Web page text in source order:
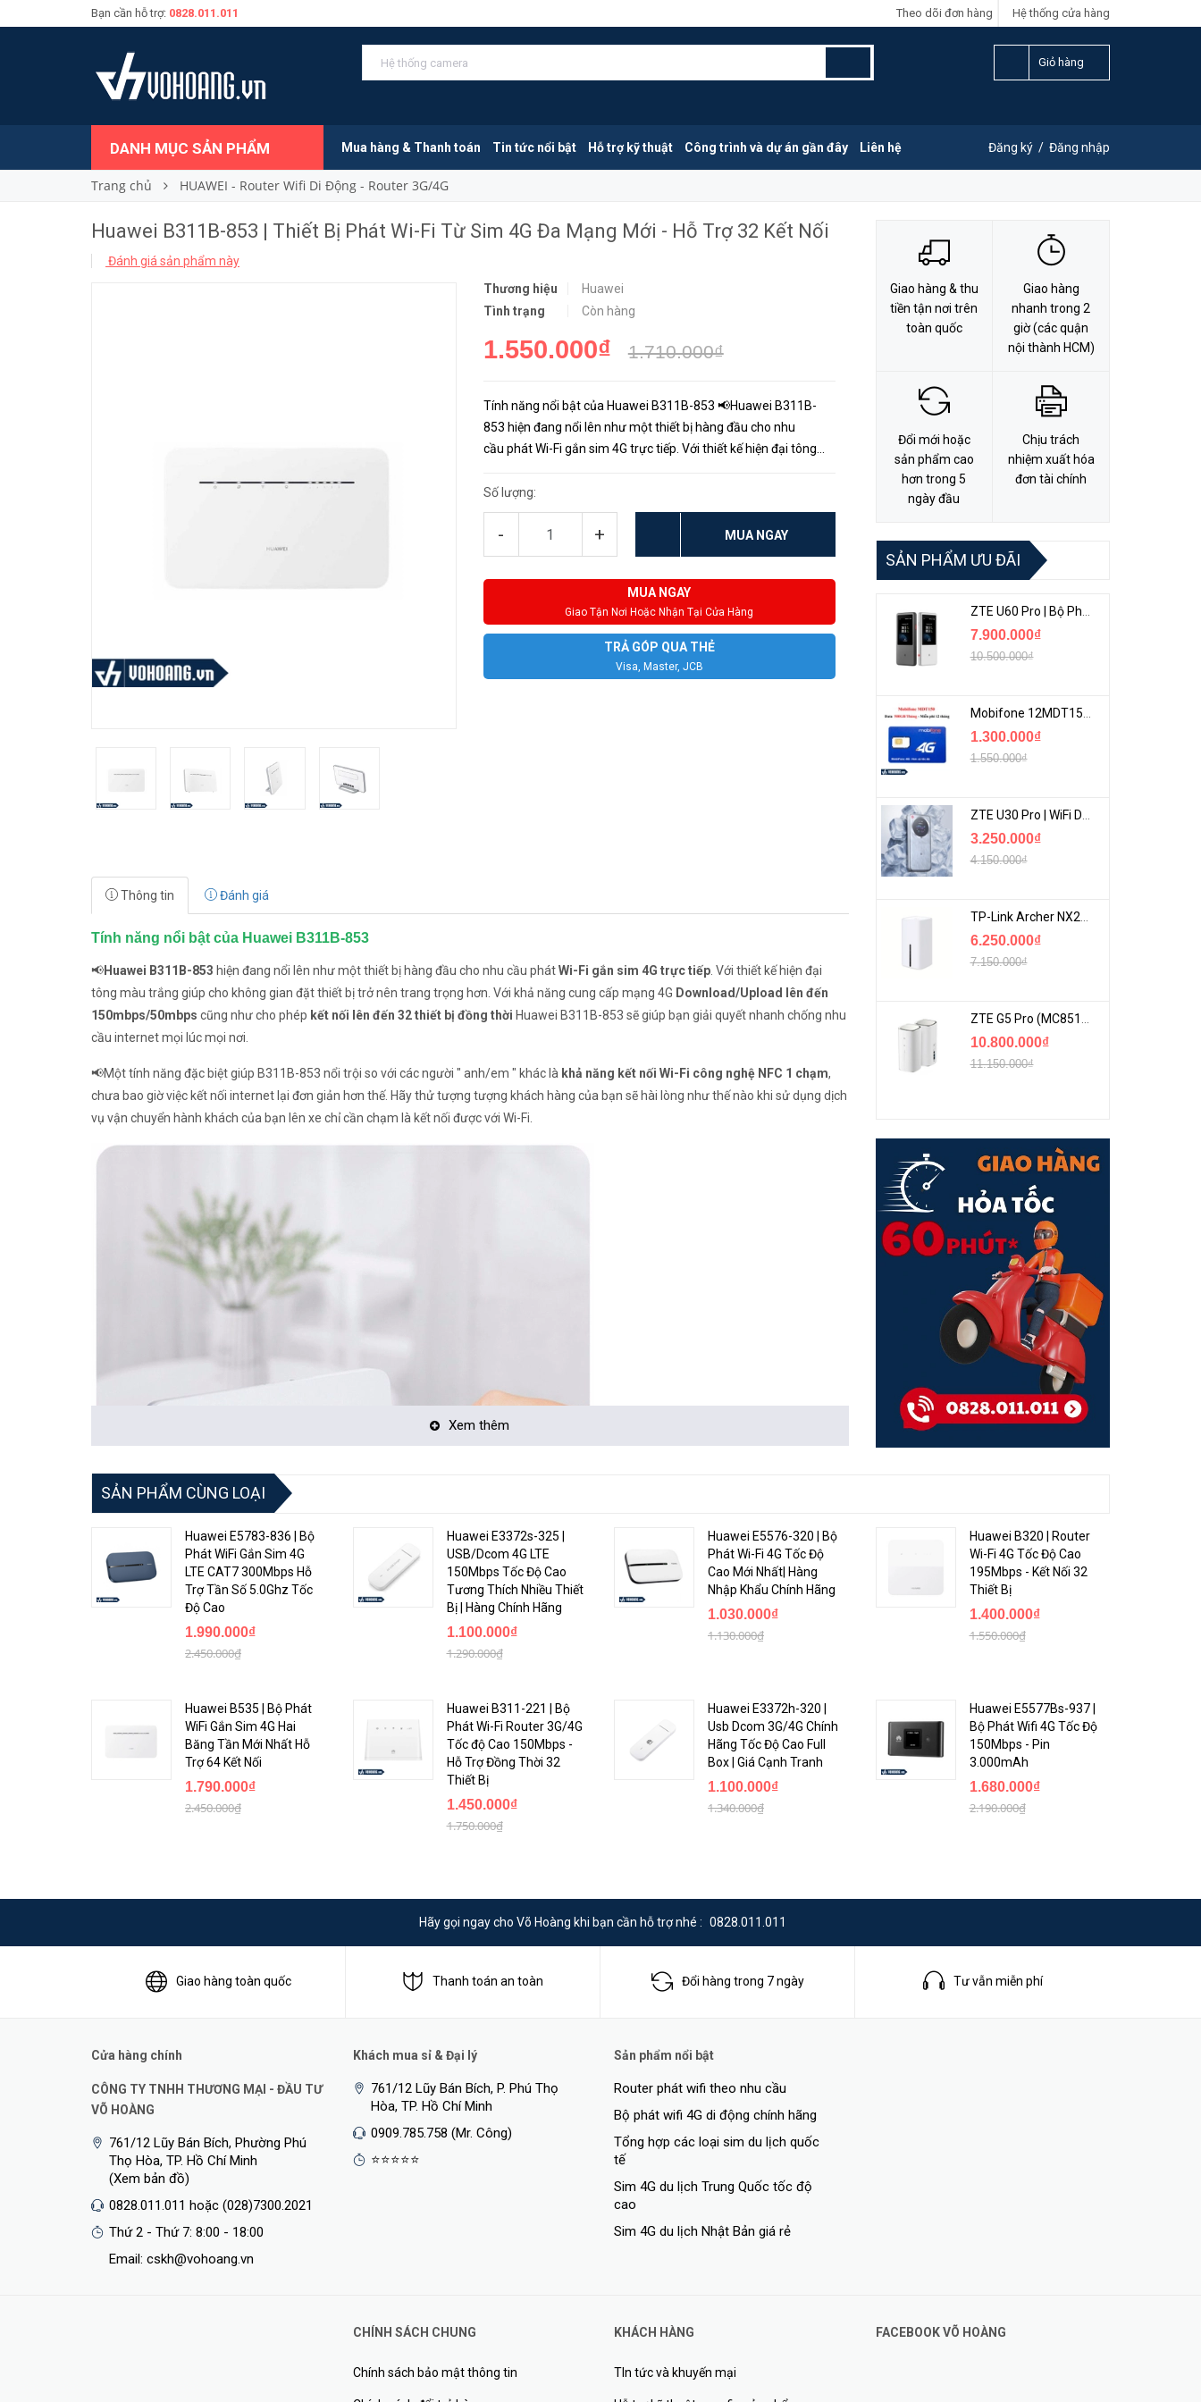
Bạn cần hỗ trợ: 0828.011.011 Hệ thống cửa hàng
Theo dõi đơn hàng
Giỏ hàng
DANH MỤC SẢN PHẨM Mua hàng & Thanh toán Tin tức nổi bật Hỗ trợ kỹ thuật Công trình và dự án gần đây Liên hệ Đăng ký / Đăng nhập
Trang chủ HUAWEI - Router Wifi Di Động - Router 3G/4G
Huawei B311B-853 | Thiết Bị Phát Wi-Fi Từ Sim 4G Đa Mạng Mới - Hỗ Trợ 32 Kết Nối
Đánh giá sản phẩm này
Thương hiệu
Huawei
Tình trạng
Còn hàng
1.550.000₫ 1.710.000₫
Tính năng nổi bật của Huawei B311B-853 📢Huawei B311B-
853 hiện đang nổi lên như một thiết bị hàng đầu cho nhu
cầu phát Wi-Fi gắn sim 4G trực tiếp. Với thiết kế hiện đại tông
hơn. ...
Số lượng:
- + MUA NGAY
MUA NGAY
Giao Tận Nơi Hoặc Nhận Tại Cửa Hàng
TRẢ GÓP QUA THẺ
Visa, Master, JCB
MUA NGAY LIÊN HỆ ĐẶT HÀNG
Thông tin Đánh giá
Tính năng nổi bật của Huawei B311B-853
📢Huawei B311B-853 hiện đang nổi lên như một thiết bị hàng đầu cho nhu cầu phátWi-Fi gắn sim 4G trực tiếp . Với thiết kế hiện đại
tông màu trắng giúp cho không gian đặt thiết bị trở nên trang trọng hơn. Với khả năng cung cấp mạng 4G Download/Upload lên đến
150mbps/50mbps cũng như cho phép kết nối lên đến 32 thiết bị đồng thời Huawei B311B-853 sẽ giúp bạn giải quyết nhanh chống nhu
cầu internet mọi lúc mọi nơi.
📢Một tính năng đặc biệt giúp B311B-853 nổi trội so với các người " anh/em " khác là khả năng kết nối Wi-Fi công nghệ NFC 1 chạm,
chưa bao giờ việc kết nối internet lại đơn giản hơn thế. Hãy thử tượng tượng khách hàng của bạn sẽ hài lòng như thế nào khi sử dụng dịch
vụ vận chuyển hành khách của bạn lên xe chỉ cần chạm là kết nối được với Wi-Fi.
Mô tả sản phẩm:
✦ Cổng kết nối chuẩn Gigabit đa dạng ( LAN - LAN/WAN )
✦ Khe cắm sim nano nhỏ gọn
Xem thêm
Giao hàng & thu
tiền tận nơi trên
toàn quốc
Giao hàng
nhanh trong 2
giờ (các quận
nội thành HCM)
Đổi mới hoặc
sản phẩm cao
hơn trong 5
ngày đầu
Chịu trách
nhiệm xuất hóa
đơn tài chính
SẢN PHẨM ƯU ĐÃI
ZTE U60 Pro | Bộ Phát 5G Cầm Tay Tích Hợp Công Nghệ WiFi 7, Pin 10000mAh
7.900.000₫
10.500.000₫
Mobifone 12MDT150 | Sim Chuyên 4G Mobifone Dung Lượng Cao 500GB/Tháng Gói 1 Năm
1.300.000₫
1.550.000₫
ZTE U30 Pro | WiFi Di Động 5G Tốc Độ Lên Đến 500Mbps, Màn Hình Cảm Ứng
3.250.000₫
4.150.000₫
TP-Link Archer NX200 | Bộ Phát WiFi Dùng Sim 5G Tốc Độ Cao Mới FullBox
6.250.000₫
7.150.000₫
ZTE G5 Pro (MC8512) | Router 5G WiFi7 Be7200 Hỗ Trợ Băng Tần 6Ghz Cực Mạnh
10.800.000₫
11.150.000₫
SẢN PHẨM CÙNG LOẠI
Huawei E5783-836 | Bộ
Phát WiFi Gắn Sim 4G
LTE CAT7 300Mbps Hỗ
Trợ Tần Số 5.0Ghz Tốc
Độ Cao
1.990.000₫
2.450.000₫
Huawei E3372s-325 |
USB/Dcom 4G LTE
150Mbps Tốc Độ Cao
Tương Thích Nhiều Thiết
Bị | Hàng Chính Hãng
1.100.000₫
1.290.000₫
Huawei E5576-320 | Bộ
Phát Wi-Fi 4G Tốc Độ
Cao Mới Nhất| Hàng
Nhập Khẩu Chính Hãng
1.030.000₫
1.130.000₫
Huawei B320 | Router
Wi-Fi 4G Tốc Độ Cao
195Mbps - Kết Nối 32
Thiết Bị
1.400.000₫
1.550.000₫
Huawei B535 | Bộ Phát
WiFi Gắn Sim 4G Hai
Băng Tần Mới Nhất Hỗ
Trợ 64 Kết Nối
1.790.000₫
2.450.000₫
Huawei B311-221 | Bộ
Phát Wi-Fi Router 3G/4G
Tốc độ Cao 150Mbps -
Hỗ Trợ Đồng Thời 32
Thiết Bị
1.450.000₫
1.750.000₫
Huawei E3372h-320 |
Usb Dcom 3G/4G Chính
Hãng Tốc Độ Cao Full
Box | Giá Cạnh Tranh
1.100.000₫
1.340.000₫
Huawei E5577Bs-937 |
Bộ Phát Wifi 4G Tốc Độ
150Mbps - Pin
3.000mAh
1.680.000₫
2.190.000₫
Hãy gọi ngay cho Võ Hoàng khi bạn cần hỗ trợ nhé : 0828.011.011
Giao hàng toàn quốc Thanh toán an toàn Đổi hàng trong 7 ngày Tư vẫn miễn phí
Cửa hàng chính
CÔNG TY TNHH THƯƠNG MẠI - ĐẦU TƯ
VÕ HOÀNG
761/12 Lũy Bán Bích, Phường Phú
Thọ Hòa, TP. Hồ Chí Minh
(Xem bản đồ)
0828.011.011 hoặc (028)7300.2021
Thứ 2 - Thứ 7: 8:00 - 18:00
Email: cskh@vohoang.vn
Khách mua sỉ & Đại lý
761/12 Lũy Bán Bích, P. Phú Thọ
Hòa, TP. Hồ Chí Minh
0909.785.758 (Mr. Công)
⭐⭐⭐⭐⭐
Sản phẩm nổi bật
Router phát wifi theo nhu cầu
Bộ phát wifi 4G di động chính hãng
Tổng hợp các loại sim du lịch quốc
tế
Sim 4G du lịch Trung Quốc tốc độ
cao
Sim 4G du lịch Nhật Bản giá rẻ
CHÍNH SÁCH CHUNG
Chính sách bảo mật thông tin
KHÁCH HÀNG
TIn tức và khuyến mại
FACEBOOK VÕ HOÀNG